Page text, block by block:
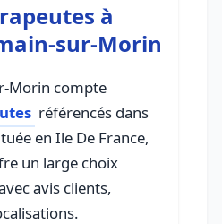
à
sur-Morin
Morin compte
référencés dans
en Ile De France,
un large choix
avis clients,